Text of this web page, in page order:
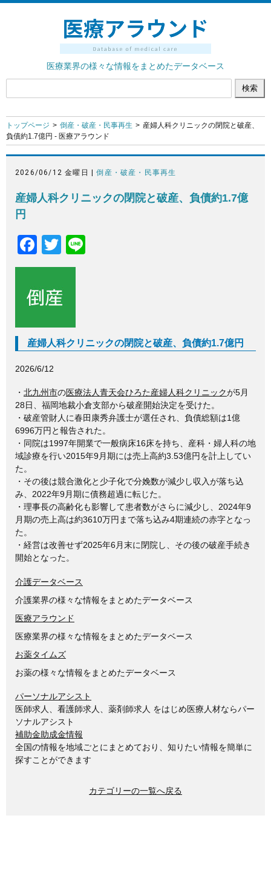
医療業界の様々な情報をまとめたデータベース
トップページ 倒産・破産・民事再生
産婦人科クリニックの閉院と破産、
負債約1.7億円 - 医療アラウンド
2026/06/12 金曜日 |倒産・破産・民事再生
産婦人科クリニックの閉院と破産、負債約1.7億
円
F
a
c
e
b
o
o
T
wi
er
産婦人科クリニックの閉院と破産、負債約1.7億円
2026/6/12
・ 北九州市の医療法人青天会ひろた産婦人科クリニックが5月
28日、福岡地裁小倉支部から破産開始決定を受けた。
・破産管財人に春田康秀弁護士が選任され、負債総額は1億
6996万円と報告された。
・同院は1997年開業で一般病床16床を持ち、産科・婦人科の地
域診療を行い2015年9月期には売上高約3.53億円を計上してい
た。
・その後は競合激化と少子化で分娩数が減少し収入が落ち込
み、2022年9月期に債務超過に転じた。
・理事長の高齢化も影響して患者数がさらに減少し、2024年9
月期の売上高は約3610万円まで落ち込み4期連続の赤字となっ
た。
・経営は改善せず2025年6月末に閉院し、その後の破産手続き
開始となった。
介護データベース
介護業界の様々な情報をまとめたデータベース
医療アラウンド
医療業界の様々な情報をまとめたデータベース
お薬タイムズ
お薬の様々な情報をまとめたデータベース
パーソナルアシスト
医師求人、看護師求人、薬剤師求人 をはじめ医療人材ならパー
ソナルアシスト
補助金助成金情報
全国の情報を地域ごとにまとめており、知りたい情報を簡単に
探すことができます
カテゴリーの一覧へ戻る